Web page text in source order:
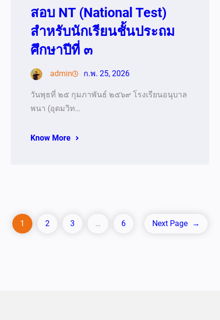
สอบ NT (National Test)
สำหรับนักเรียนชั้นประถม
ศึกษาปีที่ ๓
admin ก.พ. 25, 2026
วันพุธที่ ๒๕ กุมภาพันธ์ ๒๕๖๙ โรงเรียนอนุบาล
พนา (อุดมวิท…
Know More
1 2 3 … 6 Next Page →